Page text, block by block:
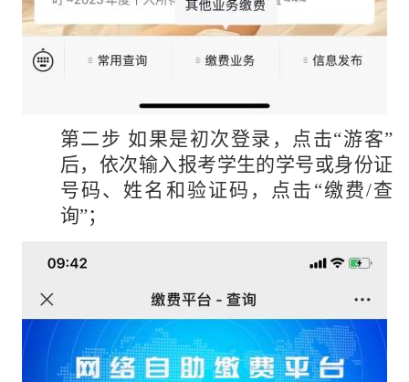
第二步 如果是初次登录，点击“游客”
后，依次输入报考学生的学号或身份证
号码、姓名和验证码，点击“缴费/查
询”；